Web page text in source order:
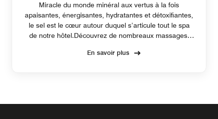
Miracle du monde minéral aux vertus à la fois
apaisantes, énergisantes, hydratantes et détoxifiantes,
le sel est le cœur autour duquel s’articule tout le spa
de notre hôtel.Découvrez de nombreaux massages,
tapis de yoga dans votre chambre, et une application
En savoir plus